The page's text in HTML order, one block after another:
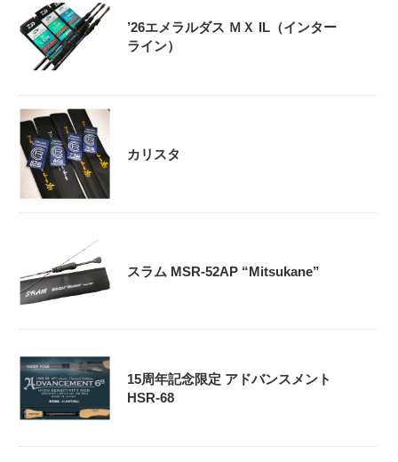
’26エメラルダス ＭＸ IL（インター
ライン）
カリスタ
スラム MSR-52AP “Mitsukane”
15周年記念限定 アドバンスメント
HSR-68